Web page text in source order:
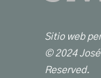
Sitio web
© 2024
Reserved.